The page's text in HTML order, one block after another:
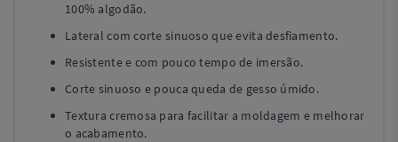
100% algodão.
Lateral com corte sinuoso que evita desfiamento.
Resistente e com pouco tempo de imersão.
Corte sinuoso e pouca queda de gesso úmido.
Textura cremosa para facilitar a moldagem e melhorar
o acabamento.